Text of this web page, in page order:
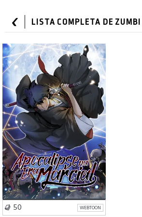
LISTA COMPLETA DE ZUMBI
Ação Fantasia
50 WEBTOON